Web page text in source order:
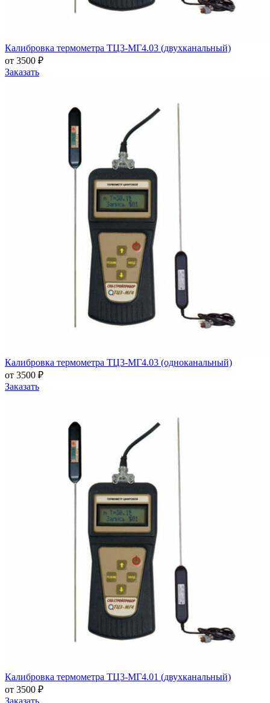
Калибровка термометра ТЦ3-МГ4.03 (двухканальный)
от 3500 ₽
Заказать
Калибровка термометра ТЦ3-МГ4.03 (одноканальный)
от 3500 ₽
Заказать
Калибровка термометра ТЦ3-МГ4.01 (двухканальный)
от 3500 ₽